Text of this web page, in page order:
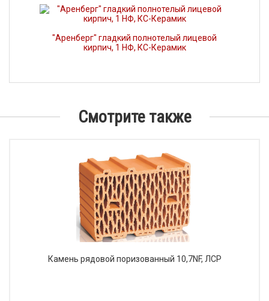
"Аренберг" гладкий полнотелый лицевой
кирпич, 1 НФ, КС-Керамик
Смотрите также
Камень рядовой поризованный 10,7NF, ЛСР